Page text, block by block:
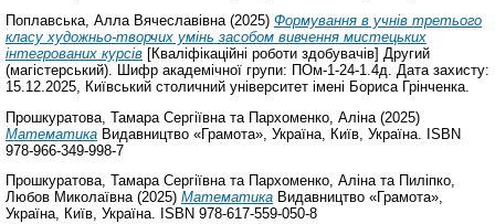
Поплавська, Алла Вячеславівна (2025) Формування в учнів третього
класу художньо-творчих умінь засобом вивчення мистецьких
інтегрованих курсів [Кваліфікаційні роботи здобувачів] Другий
(магістерський). Шифр академічної групи: ПОм-1-24-1.4д. Дата захисту:
15.12.2025, Київський столичний університет імені Бориса Грінченка.
Прошкуратова, Тамара Сергіївна та Пархоменко, Аліна (2025)
Математика Видавництво «Грамота», Україна, Київ, Україна. ISBN
978-966-349-998-7
Прошкуратова, Тамара Сергіївната Пархоменко, Аліната Пиліпко,
Любов Миколаївна(2025) Математика Видавництво «Грамота»,
Україна, Київ, Україна. ISBN 978-617-559-050-8